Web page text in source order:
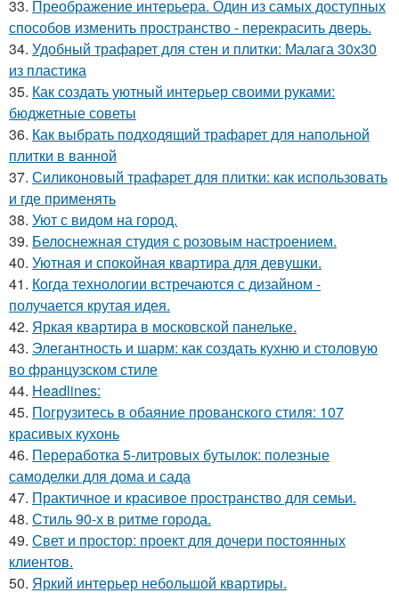
33. Преображение интерьера. Один из самых доступных
способов изменить пространство - перекрасить дверь.
34. Удобный трафарет для стен и плитки: Малага 30х30
из пластика
35. Как создать уютный интерьер своими руками:
бюджетные советы
36. Как выбрать подходящий трафарет для напольной
плитки в ванной
37. Силиконовый трафарет для плитки: как использовать
и где применять
38. Уют с видом на город.
39. Белоснежная студия с розовым настроением.
40. Уютная и спокойная квартира для девушки.
41. Когда технологии встречаются с дизайном -
получается крутая идея.
42. Яркая квартира в московской панельке.
43. Элегантность и шарм: как создать кухню и столовую
во французском стиле
44. Headlines:
45. Погрузитесь в обаяние прованского стиля: 107
красивых кухонь
46. Переработка 5-литровых бутылок: полезные
самоделки для дома и сада
47. Практичное и красивое пространство для семьи.
48. Стиль 90-х в ритме города.
49. Свет и простор: проект для дочери постоянных
клиентов.
50. Яркий интерьер небольшой квартиры.